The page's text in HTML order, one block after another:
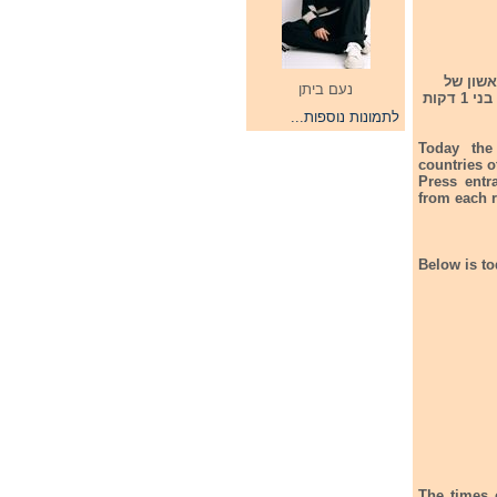
נעם ביתן
לתמונות נוספות...
של החלק הראשון של
חצי הגמר הראשון שייערך ב-7/5/24. אין כניסה לעיתונאים ואפליקציית טיק טוק יעלו סרטוני בני 1 דקות
Today the
countries
Press
from each
Below is